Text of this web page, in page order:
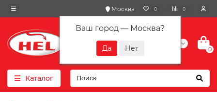
Москва
Ваш город — Москва?
0 0
+7(901) 417-10-01
0
Каталог